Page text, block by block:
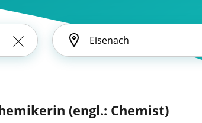
(engl.: Chemist)